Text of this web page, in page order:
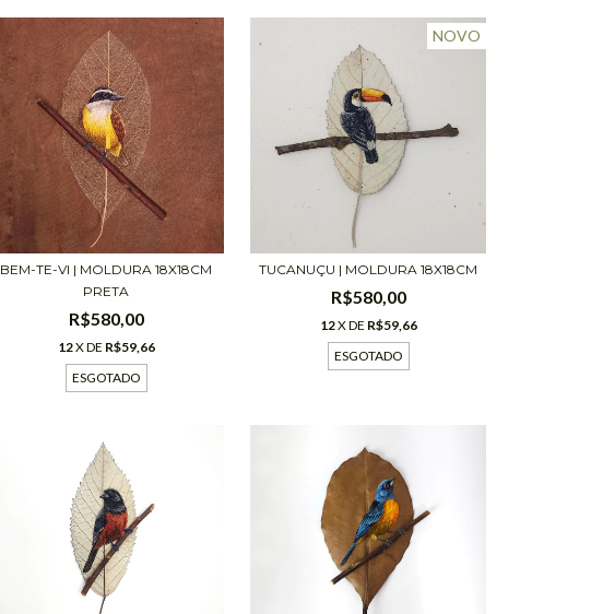
BEM-TE-VI | MOLDURA 18X18CM
PRETA
R$580,00
12X DE R$59,66
ESGOTADO
NOVO
TUCANUÇU | MOLDURA 18X18CM
R$580,00
12X DE R$59,66
ESGOTADO